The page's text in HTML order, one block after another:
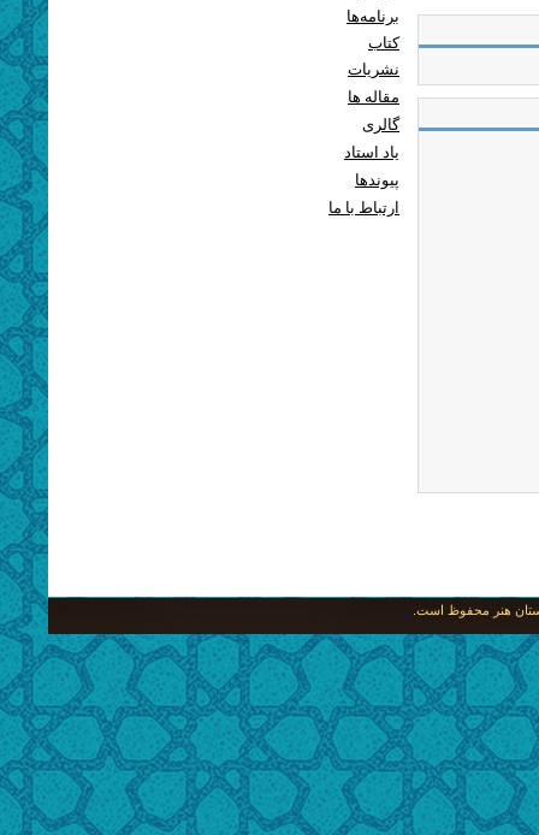
برنامه‌ها
کتاب
نشریات
مقاله ها
گالری
یاد استاد
پيوندها
ارتباط با ما
هنر محفوظ است.